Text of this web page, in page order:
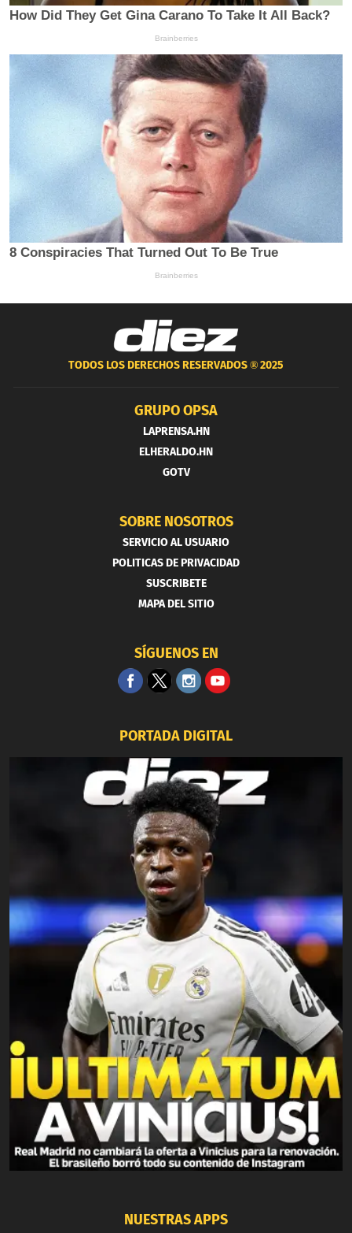
TODOS LOS DERECHOS RESERVADOS ®2025
GRUPO OPSA
LAPRENSA.HN
ELHERALDO.HN
GOTV
SOBRE NOSOTROS
SERVICIO AL USUARIO
POLITICAS DE PRIVACIDAD
SUSCRIBETE
MAPA DEL SITIO
SÍGUENOS EN
PORTADA DIGITAL
NUESTRAS APPS